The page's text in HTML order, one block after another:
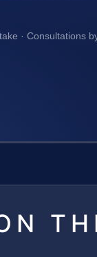
· Consultations